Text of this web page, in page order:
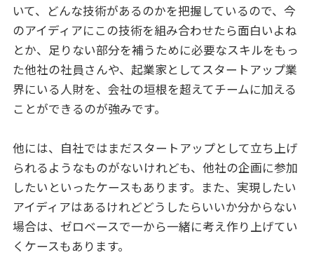
いて、どんな技術があるのかを把握しているので、今
のアイディアにこの技術を組み合わせたら面白いよね
とか、足りない部分を補うために必要なスキルをもっ
た他社の社員さんや、起業家としてスタートアップ業
界にいる人財を、会社の垣根を超えてチームに加える
ことができるのが強みです。
他には、自社ではまだスタートアップとして立ち上げ
られるようなものがないけれども、他社の企画に参加
したいといったケースもあります。また、実現したい
アイディアはあるけれどどうしたらいいか分からない
場合は、ゼロベースで一から一緒に考え作り上げてい
くケースもあります。